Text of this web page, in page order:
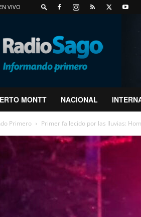
VIVO
MONTT NACIONAL
Primero Primer fallecido por las lluvias: